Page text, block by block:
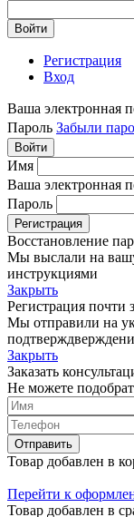
Войти
Регистрация
Вход
Ваша электронная
Пароль Забыли
Войти
Имя
Ваша электронная
Пароль
Регистрация
Восстановление
Мы выслали на
инструкциями
Закрыть
Регистрация почти
Мы отправили на
Закрыть
Заказать
Не можете
Отправить
Товар добавлен в
Перейти к
Товар добавлен в